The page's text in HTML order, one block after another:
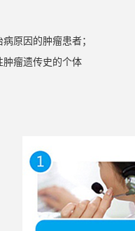
原因的肿瘤患者；
肿瘤遗传史的个体